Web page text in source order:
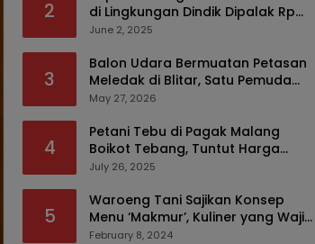
2
di Lingkungan Dindik Dipalak Rp
150 Ribu Pakai Modus Tumpengan,
June 2, 2025
3
Balon Udara Bermuatan Petasan
Meledak di Blitar, Satu Pemuda
Tewas dan Dua Anak Luka Serius
May 27, 2026
4
Petani Tebu di Pagak Malang
Boikot Tebang, Tuntut Harga
yang Layak
July 26, 2025
5
Waroeng Tani Sajikan Konsep
Menu ‘Makmur’, Kuliner yang Wajib
Dikunjungi di Malang
February 8, 2024